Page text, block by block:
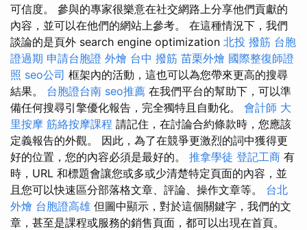
可信度。 參與的專家很樂意在社交網路上分享他們貢獻的
內容，並可以在他們的網站上參考。 在這種情況下，我們
談論的是頁外 search engine optimization 北投 撥筋 台胞
證過期 申請台胞證 外燴 台中 撥筋 苗栗外燴 國際整復師證
照 seo公司 框架內的活動，這也可以為您帶來更高的搜尋
結果。 台胞證台南 seo推薦 在我們平台的幫助下，可以準
備任何搜尋引擎優化報告，完全獨特且自動化。 會計師 大
里按摩 筋絡按摩課程 請記住，在討論合約條款時，您應該
定義報告的外觀。 因此，為了在競爭更激烈的詞中獲得更
好的位置，您的內容必須是最好的。 推拿學徒 登記工商 有
時，URL 和標題會讓您或多或少清楚特定頁面的內容，並
且您可以快速區分部落格文章、評論、操作文章等。 台北
外燴 台胞證高雄 但圖中顯示，對於這個關鍵字，我們的文
章，甚至是課程或服務的銷售頁面，都可以出現在首頁。